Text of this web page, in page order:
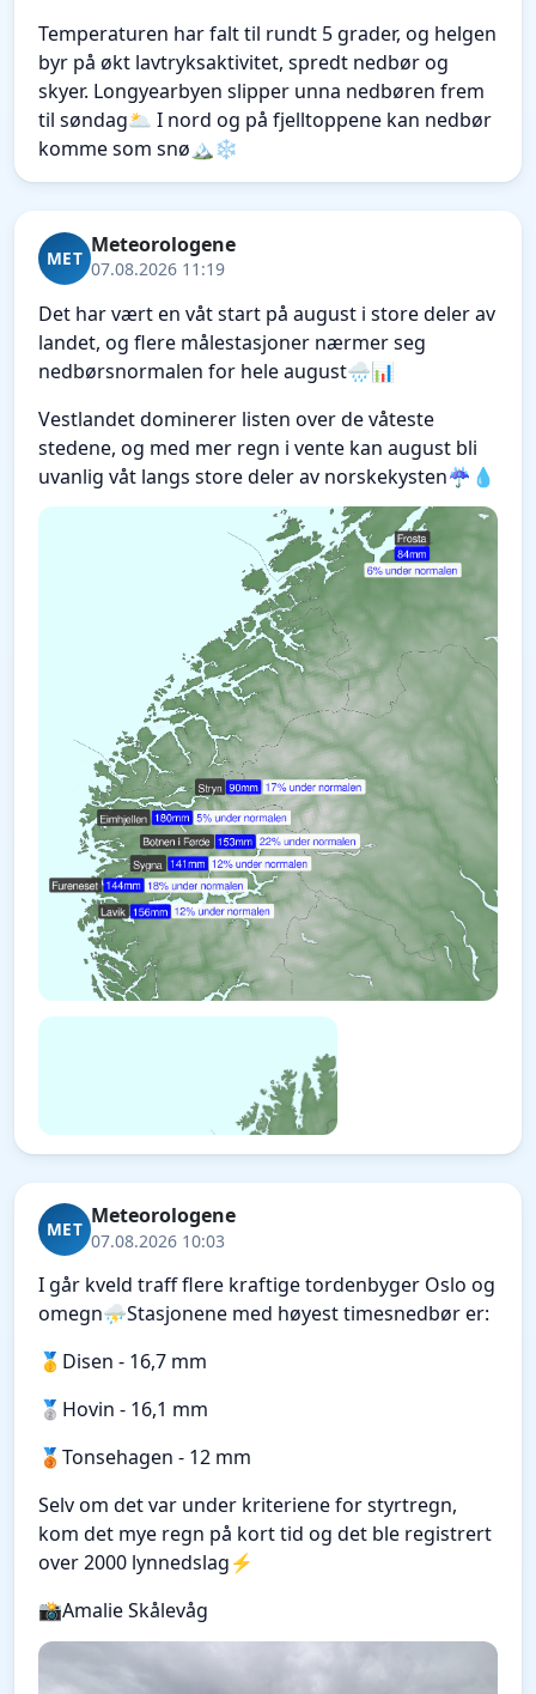
Temperaturen har falt til rundt 5 grader, og helgen
byr på økt lavtryksaktivitet, spredt nedbør og
skyer. Longyearbyen slipper unna nedbøren frem
til søndag🌥️ I nord og på fjelltoppene kan nedbør
komme som snø🏔️❄️
MET
Meteorologene
07.08.2026 11:19
Det har vært en våt start på august i store deler av
landet, og flere målestasjoner nærmer seg
nedbørsnormalen for hele august🌧️📊
Vestlandet dominerer listen over de våteste
stedene, og med mer regn i vente kan august bli
uvanlig våt langs store deler av norskekysten☔💧
MET
Meteorologene
07.08.2026 10:03
I går kveld traff flere kraftige tordenbyger Oslo og
omegn⛈️Stasjonene med høyest timesnedbør er:
🥇Disen - 16,7 mm
🥈Hovin - 16,1 mm
🥉Tonsehagen - 12 mm
Selv om det var under kriteriene for styrtregn,
kom det mye regn på kort tid og det ble registrert
over 2000 lynnedslag⚡️
📸Amalie Skålevåg